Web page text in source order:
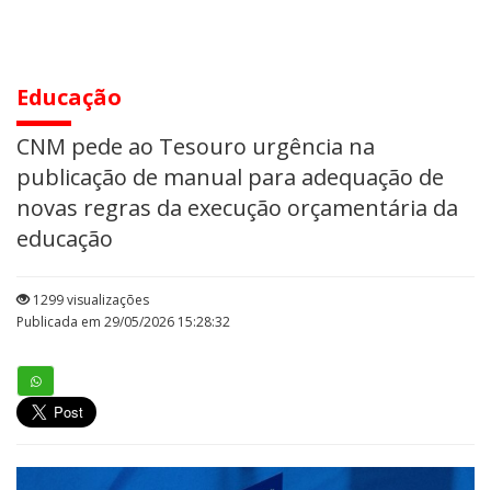
Educação
CNM pede ao Tesouro urgência na
publicação de manual para adequação de
novas regras da execução orçamentária da
educação
1299 visualizações
Publicada em 29/05/2026 15:28:32